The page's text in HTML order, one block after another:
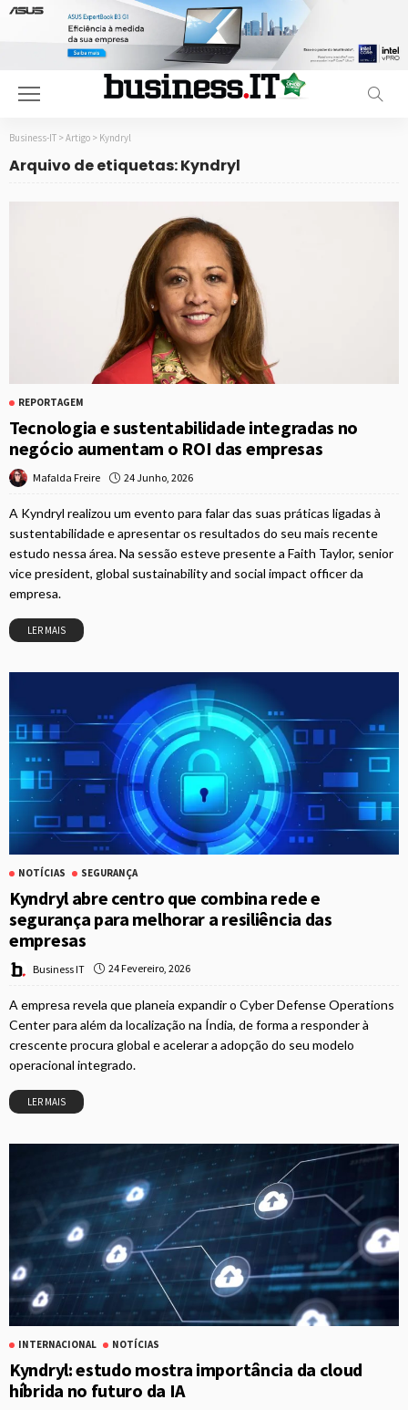
Business-IT > Artigo > Kyndryl
Arquivo de etiquetas: Kyndryl
REPORTAGEM
Tecnologia e sustentabilidade integradas no
negócio aumentam o ROI das empresas
Mafalda Freire 24 Junho, 2026
A Kyndryl realizou um evento para falar das suas práticas ligadas à
sustentabilidade e apresentar os resultados do seu mais recente
estudo nessa área. Na sessão esteve presente a Faith Taylor, senior
vice president, global sustainability and social impact officer da
empresa.
LER MAIS
NOTÍCIAS SEGURANÇA
Kyndryl abre centro que combina rede e
segurança para melhorar a resiliência das
empresas
Business IT 24 Fevereiro, 2026
A empresa revela que planeia expandir o Cyber Defense Operations
Center para além da localização na Índia, de forma a responder à
crescente procura global e acelerar a adopção do seu modelo
operacional integrado.
LER MAIS
INTERNACIONAL NOTÍCIAS
Kyndryl: estudo mostra importância da cloud
híbrida no futuro da IA